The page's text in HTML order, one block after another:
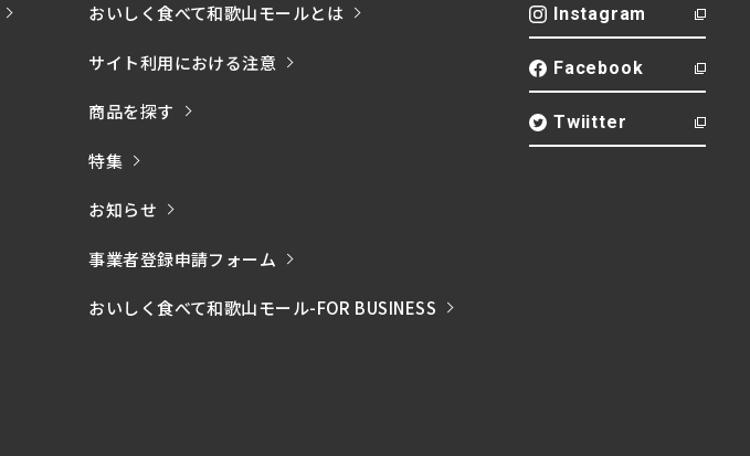
おいしく食べて和歌山モールとは
サイト利用における注意
商品を探す
特集
お知らせ
事業者登録申請フォーム
おいしく食べて和歌山モール-FOR BUSINESS
Instagram
Facebook
Twiitter